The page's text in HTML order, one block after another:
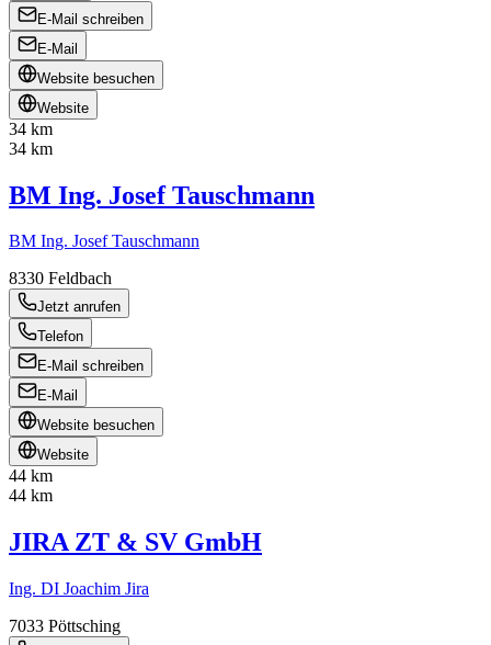
E-Mail schreiben
E-Mail
Website besuchen
Website
34 km
34 km
BM Ing. Josef Tauschmann
BM Ing. Josef Tauschmann
8330 Feldbach
Jetzt anrufen
Telefon
E-Mail schreiben
E-Mail
Website besuchen
Website
44 km
44 km
JIRA ZT & SV GmbH
Ing. DI Joachim Jira
7033 Pöttsching